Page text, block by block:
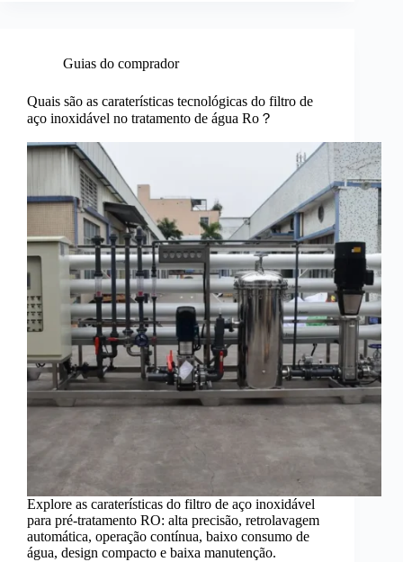
Guias do comprador
Quais são as caraterísticas tecnológicas do filtro de
aço inoxidável no tratamento de água Ro？
Explore as caraterísticas do filtro de aço inoxidável
para pré-tratamento RO: alta precisão, retrolavagem
automática, operação contínua, baixo consumo de
água, design compacto e baixa manutenção.